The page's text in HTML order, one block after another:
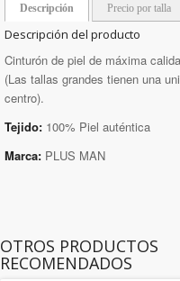
Descripción Precio por talla
Descripción del producto
Cinturón de piel de máxima
(Las tallas grandes tienen una
centro).
Tejido: 100% Piel auténtica
Marca: PLUS MAN
OTROS PRODUCTOS
RECOMENDADOS